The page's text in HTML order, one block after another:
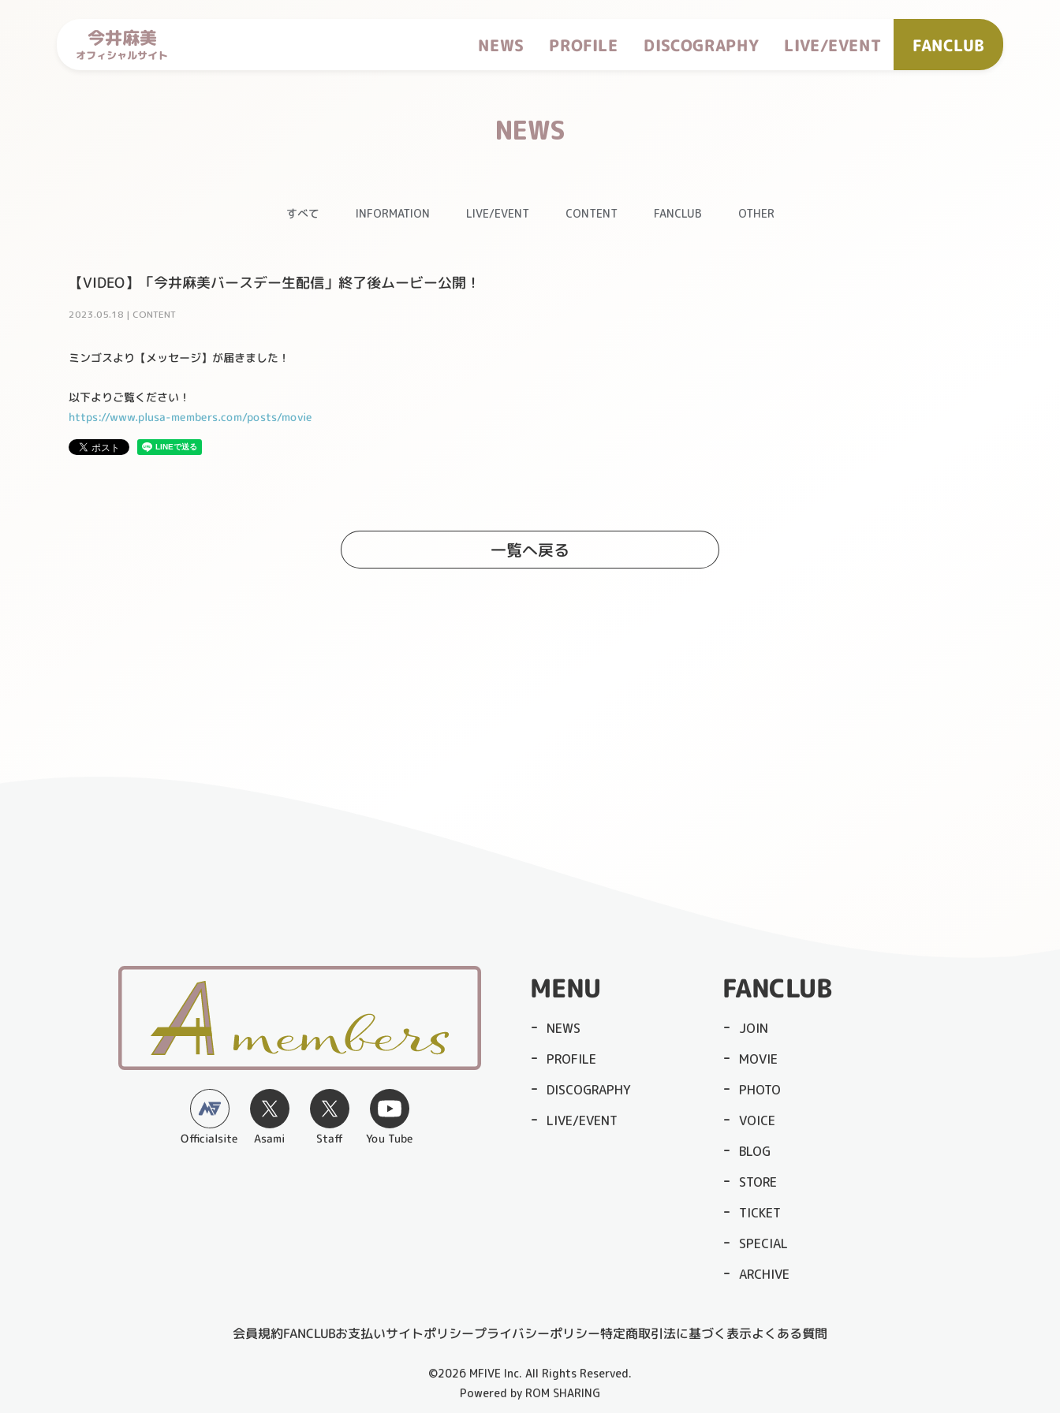
今井麻美
オフィシャルサイト NEWS PROFILE DISCOGRAPHY LIVE/EVENT FANCLUB
NEWS
すべて INFORMATION LIVE/EVENT CONTENT FANCLUB OTHER
【VIDEO】「今井麻美バースデー生配信」終了後ムービー公開！
2023.05.18 | CONTENT
ミンゴスより【メッセージ】が届きました！
以下よりご覧ください！
https://www.plusa-members.com/posts/movie
一覧へ戻る
Officialsite Asami Staff You Tube
MENU
NEWS
PROFILE
DISCOGRAPHY
LIVE/EVENT
FANCLUB
JOIN
MOVIE
PHOTO
VOICE
BLOG
STORE
TICKET
SPECIAL
ARCHIVE
会員規約FANCLUBお支払いサイトポリシープライバシーポリシー特定商取引法に基づく表示よくある質問
©2026 MFIVE Inc. All Rights Reserved.
Powered by ROM SHARING